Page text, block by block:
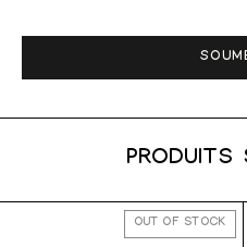
PRODUITS
OUT OF STOCK